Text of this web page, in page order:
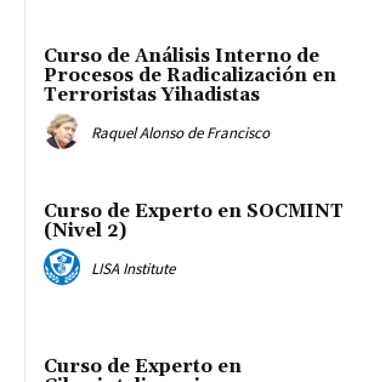
Curso de Análisis Interno de
Procesos de Radicalización en
Terroristas Yihadistas
Raquel Alonso de Francisco
Curso de Experto en SOCMINT
(Nivel 2)
LISA Institute
Curso de Experto en